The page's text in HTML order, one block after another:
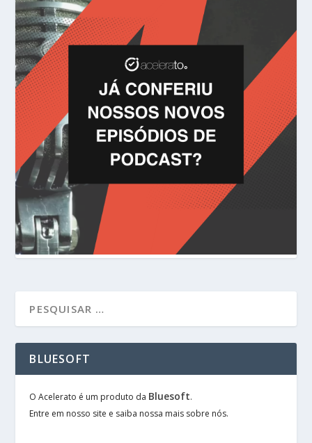
BLUESOFT
O Acelerato é um produto da Bluesoft.
Entre em nosso site e saiba nossa mais sobre nós.